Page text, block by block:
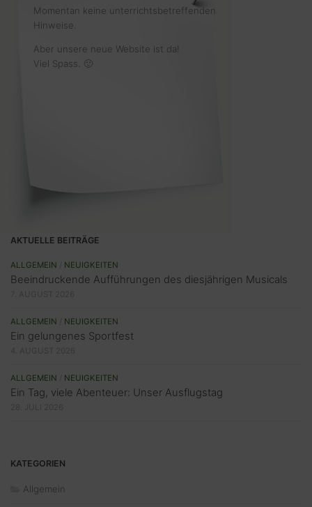
Momentan keine unterrichtsbetreffenden
Hinweise.
Aber unsere neue Website ist da!
Viel Spass. 🙂
AKTUELLE BEITRÄGE
ALLGEMEIN NEUIGKEITEN
Beeindruckende Aufführungen des diesjährigen Musicals
ALLGEMEIN NEUIGKEITEN
Ein gelungenes Sportfest
ALLGEMEIN NEUIGKEITEN
Ein Tag, viele Abenteuer: Unser Ausflugstag
KATEGORIEN
Allgemein